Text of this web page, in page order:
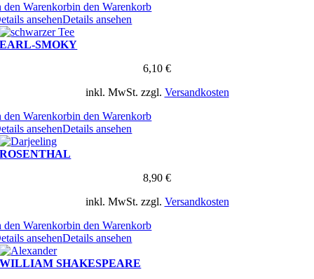
den Warenkorbin den Warenkorb
ansehenDetails ansehen
EARL-SMOKY
6,10 €
inkl. MwSt. zzgl. Versandkosten
den Warenkorbin den Warenkorb
ansehenDetails ansehen
ROSENTHAL
8,90 €
inkl. MwSt. zzgl. Versandkosten
den Warenkorbin den Warenkorb
ansehenDetails ansehen
WILLIAM SHAKESPEARE